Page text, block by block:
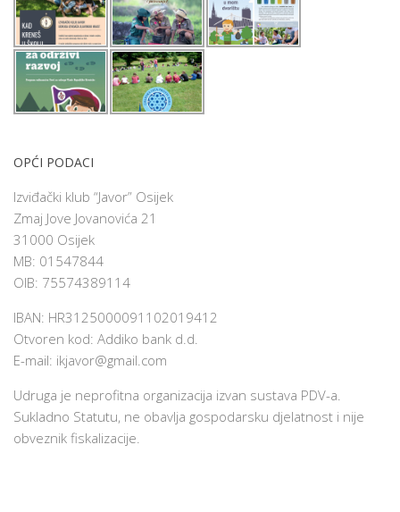
OPĆI PODACI
Izviđački klub “Javor” Osijek
Zmaj Jove Jovanovića 21
31000 Osijek
MB: 01547844
OIB: 75574389114
IBAN: HR3125000091102019412
Otvoren kod: Addiko bank d.d.
E-mail: ikjavor@gmail.com
Udruga je neprofitna organizacija izvan sustava PDV-a.
Sukladno Statutu, ne obavlja gospodarsku djelatnost i nije
obveznik fiskalizacije.